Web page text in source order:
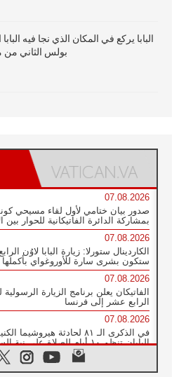
البابا يركع في المكان الذي نجا فيه
بولس الثاني من
07.08.2026
صدور بيان ختامي لأول لقاء مسيحي
بمشاركة الدائرة الفاتيكانية للحوار بين
07.08.2026
الكاردينال ستورلا: زيارة البابا لاوُن
ستكون بشرى سارة للأوروغواي بأكملها
07.08.2026
الفاتيكان يعلن برنامج الزيارة الرسولية
الرابع عشر إلى فرنسا
07.08.2026
في الذكرى الـ ٨١ لحادثة
اليابان تنظم ١٠ أيام للصلاة على نية السلام
الكنيسة في الأوروغواي: زيارة البابا